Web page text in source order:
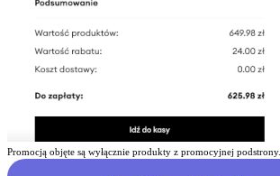
Promocją objęte są wyłącznie produkty z promocyjnej podstrony.